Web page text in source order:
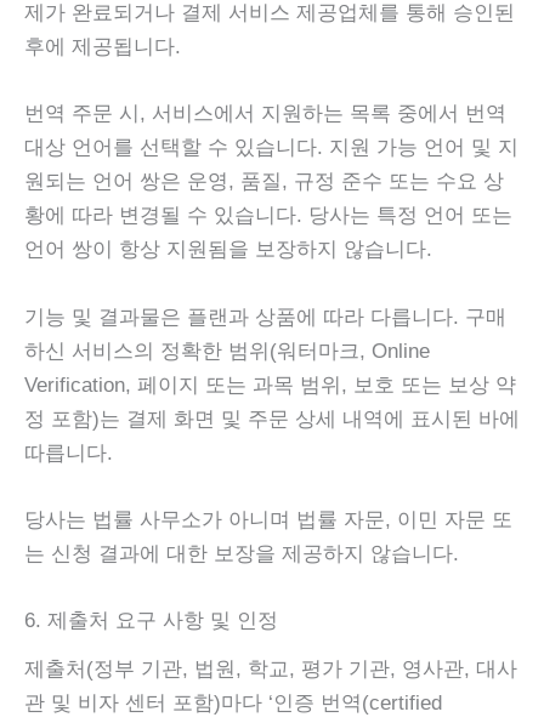
제가 완료되거나 결제 서비스 제공업체를 통해 승인된
후에 제공됩니다.
번역 주문 시, 서비스에서 지원하는 목록 중에서 번역
대상 언어를 선택할 수 있습니다. 지원 가능 언어 및 지
원되는 언어 쌍은 운영, 품질, 규정 준수 또는 수요 상
황에 따라 변경될 수 있습니다. 당사는 특정 언어 또는
언어 쌍이 항상 지원됨을 보장하지 않습니다.
기능 및 결과물은 플랜과 상품에 따라 다릅니다. 구매
하신 서비스의 정확한 범위(워터마크, Online
Verification, 페이지 또는 과목 범위, 보호 또는 보상 약
정 포함)는 결제 화면 및 주문 상세 내역에 표시된 바에
따릅니다.
당사는 법률 사무소가 아니며 법률 자문, 이민 자문 또
는 신청 결과에 대한 보장을 제공하지 않습니다.
6. 제출처 요구 사항 및 인정
제출처(정부 기관, 법원, 학교, 평가 기관, 영사관, 대사
관 및 비자 센터 포함)마다 ‘인증 번역(certified